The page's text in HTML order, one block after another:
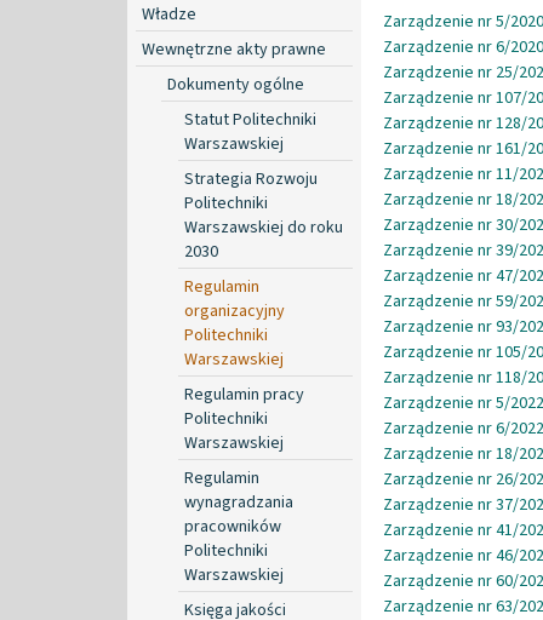
Władze
Wewnętrzne akty prawne
Dokumenty ogólne
Statut Politechniki
Warszawskiej
Strategia Rozwoju
Politechniki
Warszawskiej do roku
2030
Regulamin
organizacyjny
Politechniki
Warszawskiej
Regulamin pracy
Politechniki
Warszawskiej
Regulamin
wynagradzania
pracowników
Politechniki
Warszawskiej
Księga jakości
Zarządzenie nr 5/
Zarządzenie nr 6/
Zarządzenie nr 25/
Zarządzenie nr 107/
Zarządzenie nr 128/
Zarządzenie nr 161/
Zarządzenie nr 11/
Zarządzenie nr 18/
Zarządzenie nr 30/
Zarządzenie nr 39/
Zarządzenie nr 47/
Zarządzenie nr 59/
Zarządzenie nr 93/
Zarządzenie nr 105/
Zarządzenie nr 118/
Zarządzenie nr 5/
Zarządzenie nr 6/
Zarządzenie nr 18/
Zarządzenie nr 26/
Zarządzenie nr 37/
Zarządzenie nr 41/
Zarządzenie nr 46/
Zarządzenie nr 60/
Zarządzenie nr 63/